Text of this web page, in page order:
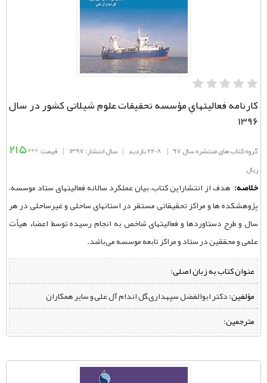
كارنامه فعاليتهاي مؤسسه تحقيقات علوم شيلاتی کشور در سال
1396
گروه کتاب های منتشره سال 97 | 2208 بازدید | سال انتشار: 1397 | قیمت:215000
ریال
خلاصه: هدف از انتشاراین کتاب، بیان عملکرد سالانه فعالیتهای ستاد موسسه،
پژوهشکده ها و مراکز تحقیقاتی مستقر در استانهای ساحلی و غیرساحلی در هر
سال و طرح دستاوردها و فعالیتهای شاخص به انجام رسیده توسط اعضاء هیأت
علمی و محققین در ستاد و مراکز تابعه موسسه می‌باشد.
عنوان کتاب به زبان اصلی:
مؤلفین:‌ دکتر ابوالفضل سپهداری,گل اندام آل علی,و سایر همکاران
مترجمین: